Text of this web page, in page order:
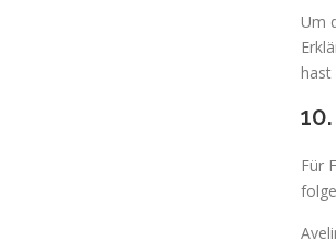
Um
hast
Für